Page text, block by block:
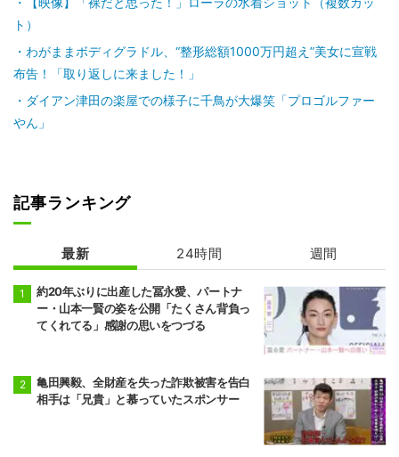
ト）
わがままボディグラドル、“整形総額1000万円超え”美女に宣戦
布告！「取り返しに来ました！」
ダイアン津田の楽屋での様子に千鳥が大爆笑「プロゴルファー
やん」
記事ランキング
最新 24時間 週間
約20年ぶりに出産した冨永愛、パートナ
ー・山本一賢の姿を公開「たくさん背負っ
てくれてる」感謝の思いをつづる
亀田興毅、全財産を失った詐欺被害を告白
相手は「兄貴」と慕っていたスポンサー